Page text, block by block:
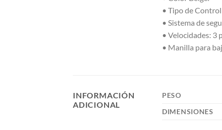
• Tipo de
• Sistema de
• Velocidades: 3
• Manilla para
INFORMACIÓN
ADICIONAL
PESO
DIMENSIONES